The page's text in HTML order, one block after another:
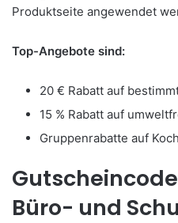
Produktseite angewendet
Top-Angebote sind:
20 € Rabatt auf
15 % Rabatt auf
Gruppenrabatte auf
Büro- und